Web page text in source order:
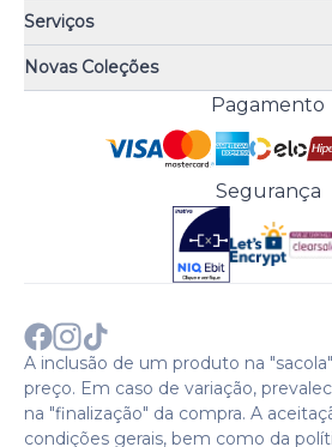
Quem somos
Quiz de fragrâncias
Trocas e Devoluções
Troque Fácil
Perguntas Frequentes
Política de Pagamento
Política de Entrega
Política de Privacidade
Comprar com CNPJ?
Sobre a COTY no mundo
Serviços
Atendimento
Meus Pedidos
Trabalhe Conosco
Preferências de Cookies
Novas Coleções
Cenoura & Bronze
Pagamento
Segurança
A inclusão de um produto na
preço. Em caso de variação,
na "finalização" da compra. A
condições gerais, bem como da